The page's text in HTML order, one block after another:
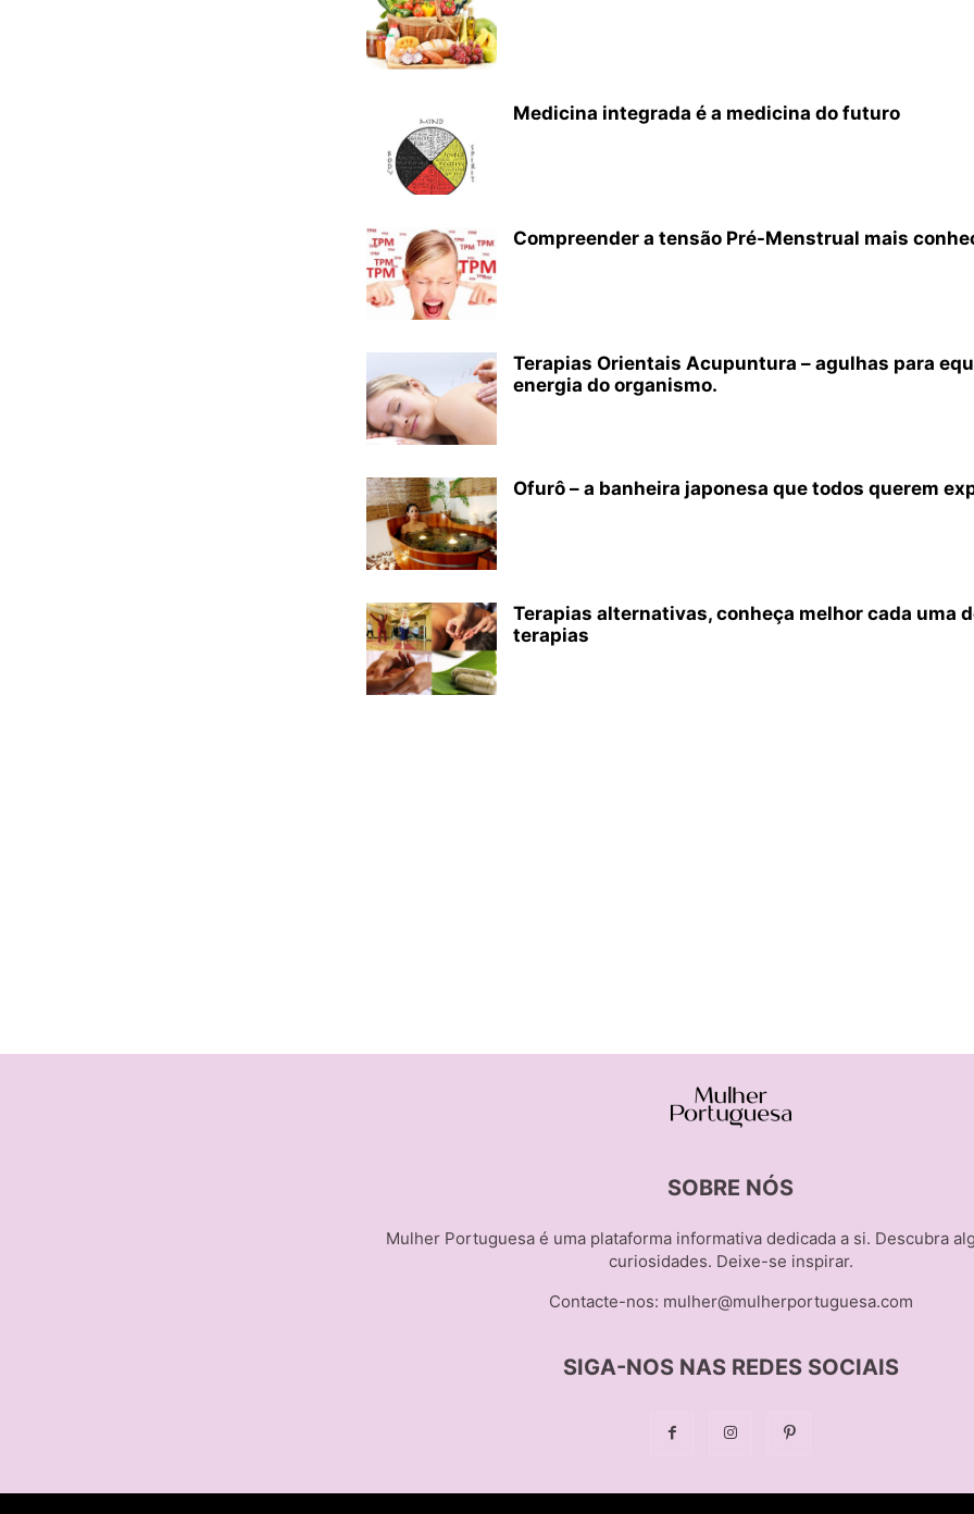
Medicina integrada é a medicina do futuro
Compreender a tensão Pré-Menstrual mais
Terapias Orientais Acupuntura – agulhas para
energia do organismo.
Ofurô – a banheira japonesa que todos querem
Terapias alternativas, conheça melhor cada uma
terapias
SOBRE NÓS
Mulher Portuguesa é uma plataforma informativa dedicada a si. Descubra
curiosidades. Deixe-se inspirar.
Contacte-nos: mulher@mulherportuguesa.com
SIGA-NOS NAS REDES SOCIAIS